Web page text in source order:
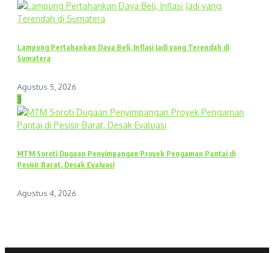
Lampung Pertahankan Daya Beli, Inflasi Jadi yang Terendah di
Sumatera
Agustus 5, 2026
3
MTM Soroti Dugaan Penyimpangan Proyek Pengaman Pantai di
Pesisir Barat, Desak Evaluasi
Agustus 4, 2026